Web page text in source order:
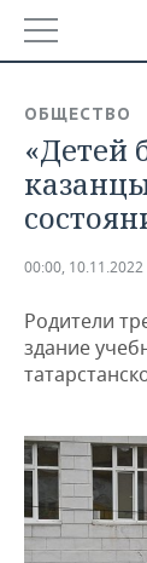
ТАТАРСТАН
НОВОСТИ
АНАЛИТИКА
КОРОЛИ
КОМУ
ТОРГОВЫЕ
НОВОСТИ
ФИНАНСЫ
БЮДЖЕТ
НОВОСТИ
АГРОПРОМ
НОВОСТИ
БИЗНЕС
НОВОСТИ
ОБЩЕСТВО
«Детей
00:00, 10.11.2022
Родители
здание